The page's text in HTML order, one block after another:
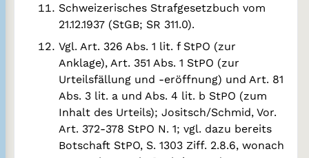
Schweizerisches Strafgesetzbuch vom
21.12.1937 (StGB; SR 311.0).
Vgl. Art. 326 Abs. 1 lit. f StPO (zur
Anklage), Art. 351 Abs. 1 StPO (zur
Urteilsfällung und -eröffnung) und Art. 81
Abs. 3 lit. a und Abs. 4 lit. b StPO (zum
Inhalt des Urteils); Jositsch/Schmid, Vor.
Art. 372-378 StPO N. 1; vgl. dazu bereits
Botschaft StPO, S. 1303 Ziff. 2.8.6, wonach